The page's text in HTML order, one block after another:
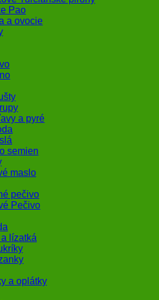
Pao
a ovocie
a pyré
semien
maslo
pečivo
Pečivo
lízatká
a oplátky